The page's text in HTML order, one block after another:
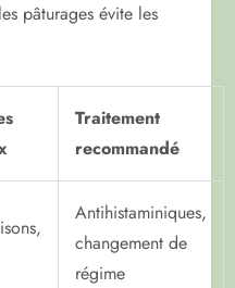
pâturages évite les
Traitement
recommandé
Antihistaminiques,
changement de
régime